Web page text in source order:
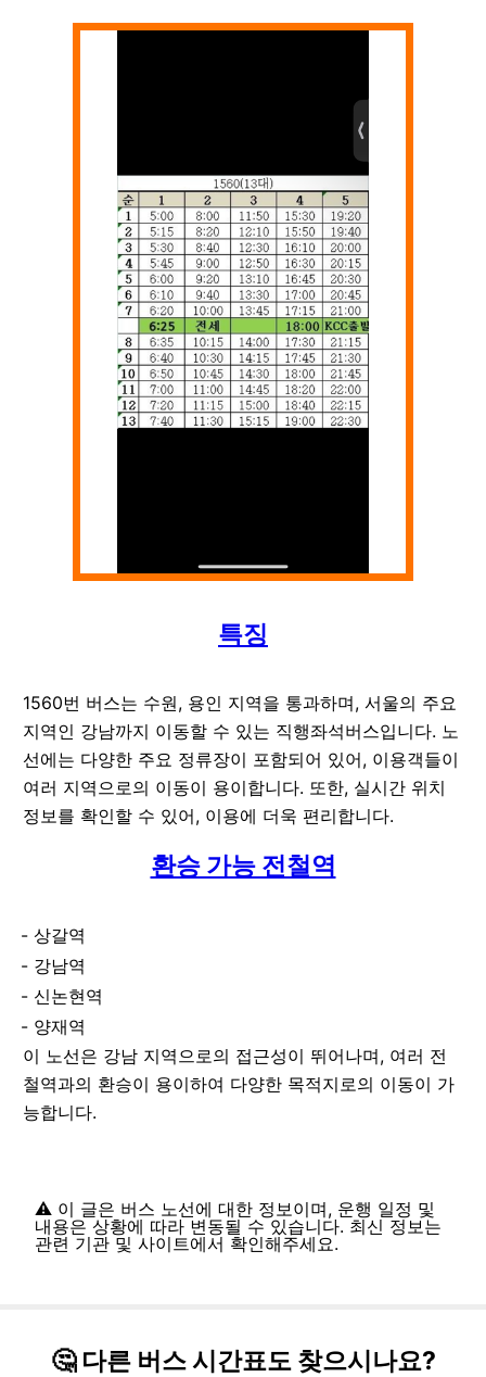
특징
1560번 버스는 수원, 용인 지역을 통과하며, 서울의 주요
지역인 강남까지 이동할 수 있는 직행좌석버스입니다. 노
선에는 다양한 주요 정류장이 포함되어 있어, 이용객들이
여러 지역으로의 이동이 용이합니다. 또한, 실시간 위치
정보를 확인할 수 있어, 이용에 더욱 편리합니다.
환승 가능 전철역
상갈역
강남역
신논현역
양재역
이 노선은 강남 지역으로의 접근성이 뛰어나며, 여러 전
철역과의 환승이 용이하여 다양한 목적지로의 이동이 가
능합니다.
⚠️ 이 글은 버스 노선에 대한 정보이며, 운행 일정 및
내용은 상황에 따라 변동될 수 있습니다. 최신 정보는
관련 기관 및 사이트에서 확인해주세요.
🤔 다른 버스 시간표도 찾으시나요?